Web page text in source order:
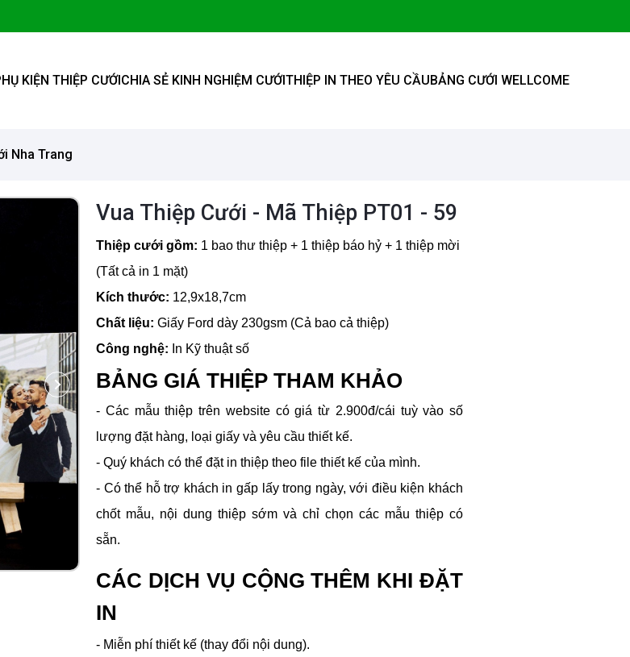
KIỆN THIỆP CƯỚICHIA SẺ KINH NGHIỆM CƯỚITHIỆP IN THEO YÊU CẦUBẢNG CƯỚI WELLCOME
Nha Trang
Vua Thiệp Cưới - Mã Thiệp PT01 - 59
Thiệp cưới gồm: 1 bao thư thiệp + 1 thiệp báo hỷ + 1 thiệp mời
(Tất cả in 1 mặt)
Kích thước: 12,9x18,7cm
Chất liệu: Giấy Ford dày 230gsm (Cả bao cả thiệp)
Công nghệ: In Kỹ thuật số
BẢNG GIÁ THIỆP THAM KHẢO
- Các mẫu thiệp trên website có giá từ 2.900đ/cái tuỳ vào số
lượng đặt hàng, loại giấy và yêu cầu thiết kế.
- Quý khách có thể đặt in thiệp theo file thiết kế của mình.
- Có thể hỗ trợ khách in gấp lấy trong ngày, với điều kiện khách
chốt mẫu, nội dung thiệp sớm và chỉ chọn các mẫu thiệp có
sẵn.
CÁC DỊCH VỤ CỘNG THÊM KHI ĐẶT
IN
- Miễn phí thiết kế (thay đổi nội dung).